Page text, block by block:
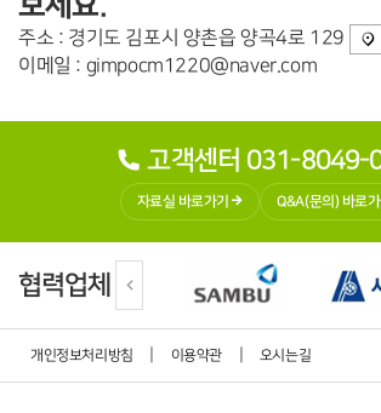
주소 : 경기도 김포시 양촌읍 양곡4로 129
이메일 : gimpocm1220@naver.com
고객센터 031-8049-
자료실 바로가기 Q&A(문의) 바로가
협력업체
개인정보처리방침 이용약관 오시는길